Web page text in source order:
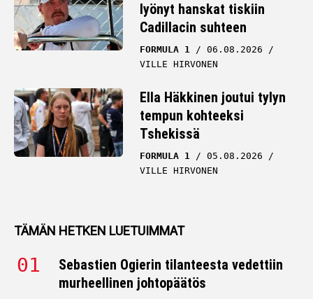
lyönyt hanskat tiskiin
Cadillacin suhteen
FORMULA 1
06.08.2026
VILLE HIRVONEN
Ella Häkkinen joutui tylyn
tempun kohteeksi
Tshekissä
FORMULA 1
05.08.2026
VILLE HIRVONEN
TÄMÄN HETKEN LUETUIMMAT
Sebastien Ogierin tilanteesta vedettiin
murheellinen johtopäätös